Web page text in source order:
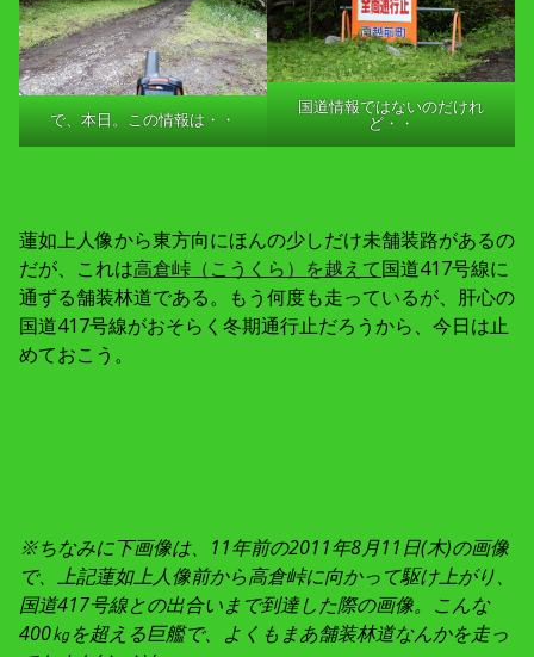
で、本日。この情報は・・
国道情報ではないのだけれ
ど・・
蓮如上人像から東方向にほんの少しだけ未舗装路があるの
だが、これは高倉峠（こうくら）を越えて国道417号線に
通ずる舗装林道である。もう何度も走っているが、肝心の
国道417号線がおそらく冬期通行止だろうから、今日は止
めておこう。
※ちなみに下画像は、11年前の2011年8月11日(木)の画像
で、上記蓮如上人像前から高倉峠に向かって駆け上がり、
国道417号線との出合いまで到達した際の画像。こんな
400㎏を超える巨艦で、よくもまあ舗装林道なんかを走っ